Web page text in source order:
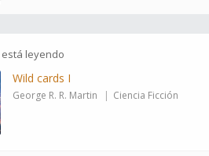
está leyendo
Wild cards I
George R. R. Martin Ciencia Ficción